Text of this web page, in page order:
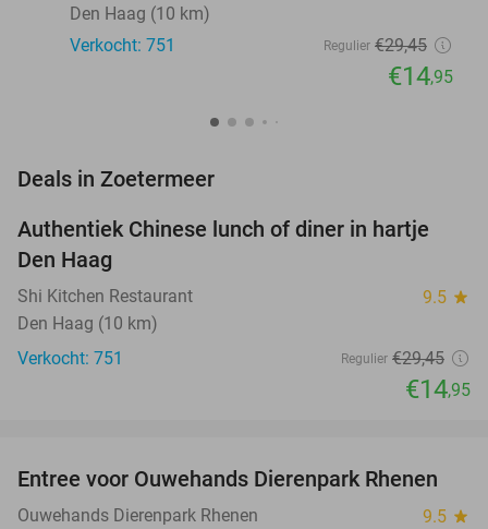
Den Haag (10 km)
Verkocht: 751
Regulier €29,45
€14,95
Deals in Zoetermeer
49%
Authentiek Chinese lunch of diner in hartje
Den Haag
Shi Kitchen Restaurant 9.5 star
Den Haag (10 km)
Verkocht: 751
Regulier €29,45
€14,95
19%
TODAY
Entree voor Ouwehands Dierenpark Rhenen
Ouwehands Dierenpark Rhenen 9.5 star